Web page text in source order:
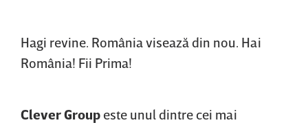
Hagi revine. România visează din nou. Hai
România! Fii Prima!
Clever Group este unul dintre cei mai